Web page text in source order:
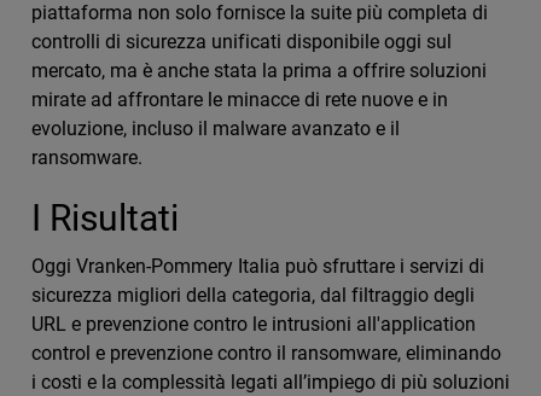
piattaforma non solo fornisce la suite più completa di
controlli di sicurezza unificati disponibile oggi sul
mercato, ma è anche stata la prima a offrire soluzioni
mirate ad affrontare le minacce di rete nuove e in
evoluzione, incluso il malware avanzato e il
ransomware.
I Risultati
Oggi Vranken-Pommery Italia può sfruttare i servizi di
sicurezza migliori della categoria, dal filtraggio degli
URL e prevenzione contro le intrusioni all'application
control e prevenzione contro il ransomware, eliminando
i costi e la complessità legati all’impiego di più soluzioni